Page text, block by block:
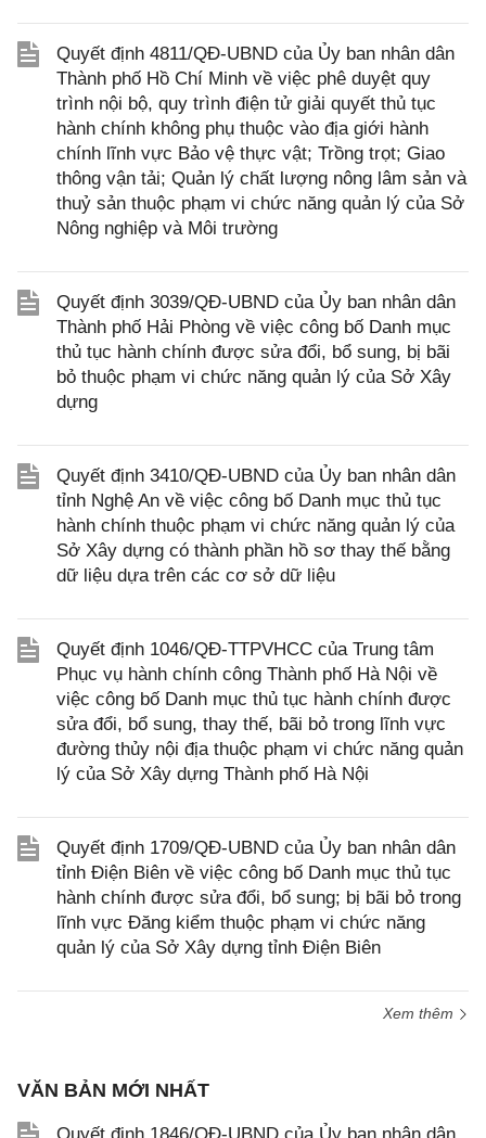
Quyết định 4811/QĐ-UBND của Ủy ban nhân dân
Thành phố Hồ Chí Minh về việc phê duyệt quy
trình nội bộ, quy trình điện tử giải quyết thủ tục
hành chính không phụ thuộc vào địa giới hành
chính lĩnh vực Bảo vệ thực vật; Trồng trọt; Giao
thông vận tải; Quản lý chất lượng nông lâm sản và
thuỷ sản thuộc phạm vi chức năng quản lý của Sở
Nông nghiệp và Môi trường
Quyết định 3039/QĐ-UBND của Ủy ban nhân dân
Thành phố Hải Phòng về việc công bố Danh mục
thủ tục hành chính được sửa đổi, bổ sung, bị bãi
bỏ thuộc phạm vi chức năng quản lý của Sở Xây
dựng
Quyết định 3410/QĐ-UBND của Ủy ban nhân dân
tỉnh Nghệ An về việc công bố Danh mục thủ tục
hành chính thuộc phạm vi chức năng quản lý của
Sở Xây dựng có thành phần hồ sơ thay thế bằng
dữ liệu dựa trên các cơ sở dữ liệu
Quyết định 1046/QĐ-TTPVHCC của Trung tâm
Phục vụ hành chính công Thành phố Hà Nội về
việc công bố Danh mục thủ tục hành chính được
sửa đổi, bổ sung, thay thế, bãi bỏ trong lĩnh vực
đường thủy nội địa thuộc phạm vi chức năng quản
lý của Sở Xây dựng Thành phố Hà Nội
Quyết định 1709/QĐ-UBND của Ủy ban nhân dân
tỉnh Điện Biên về việc công bố Danh mục thủ tục
hành chính được sửa đổi, bổ sung; bị bãi bỏ trong
lĩnh vực Đăng kiểm thuộc phạm vi chức năng
quản lý của Sở Xây dựng tỉnh Điện Biên
Xem thêm
VĂN BẢN MỚI NHẤT